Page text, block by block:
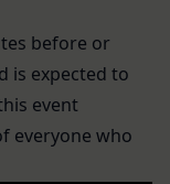
before or
is expected to
event
everyone who
。
のサービス
とを認めた
することが
端末の設定に
にした場合
望者が行う
録した当社
社が必要と判
報について